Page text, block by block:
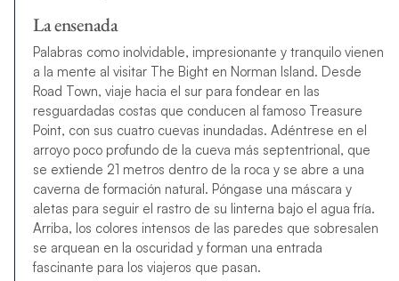
La ensenada
Palabras como inolvidable, impresionante y tranquilo vienen
a la mente al visitar The Bight en Norman Island. Desde
Road Town, viaje hacia el sur para fondear en las
resguardadas costas que conducen al famoso Treasure
Point, con sus cuatro cuevas inundadas. Adéntrese en el
arroyo poco profundo de la cueva más septentrional, que
se extiende 21 metros dentro de la roca y se abre a una
caverna de formación natural. Póngase una máscara y
aletas para seguir el rastro de su linterna bajo el agua fría.
Arriba, los colores intensos de las paredes que sobresalen
se arquean en la oscuridad y forman una entrada
fascinante para los viajeros que pasan.